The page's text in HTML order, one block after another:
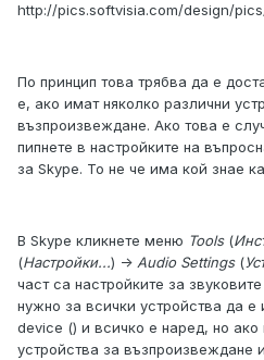
http://pics.softvisia.com/design/
По принцип това трябва да е
е, ако имат няколко различни
възпроизвеждане. Ако това е
пипнете в настройките на
за Skype. То не че има кой знае
В Skype кликнете меню Tools(
(Настройки...) -> Audio Settings(
част са настройките за
нужно за всички устройства да
device () и всичко е наред, но ако
устройства за възпроизвеждане